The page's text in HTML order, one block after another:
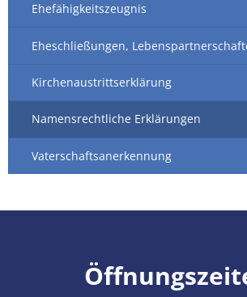
Ehefähigkeitszeugnis
Eheschließungen,
Kirchenaustrittserklärung
Namensrechtliche Erklärungen
Vaterschaftsanerkennung